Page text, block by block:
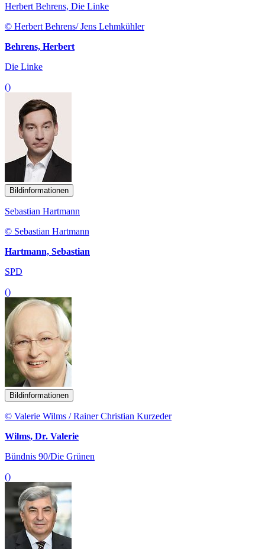
Herbert Behrens, Die Linke
© Herbert Behrens/ Jens Lehmkühler
Behrens, Herbert
Die Linke
()
Bildinformationen
Sebastian Hartmann
© Sebastian Hartmann
Hartmann, Sebastian
SPD
()
Bildinformationen
© Valerie Wilms / Rainer Christian Kurzeder
Wilms, Dr. Valerie
Bündnis 90/Die Grünen
()